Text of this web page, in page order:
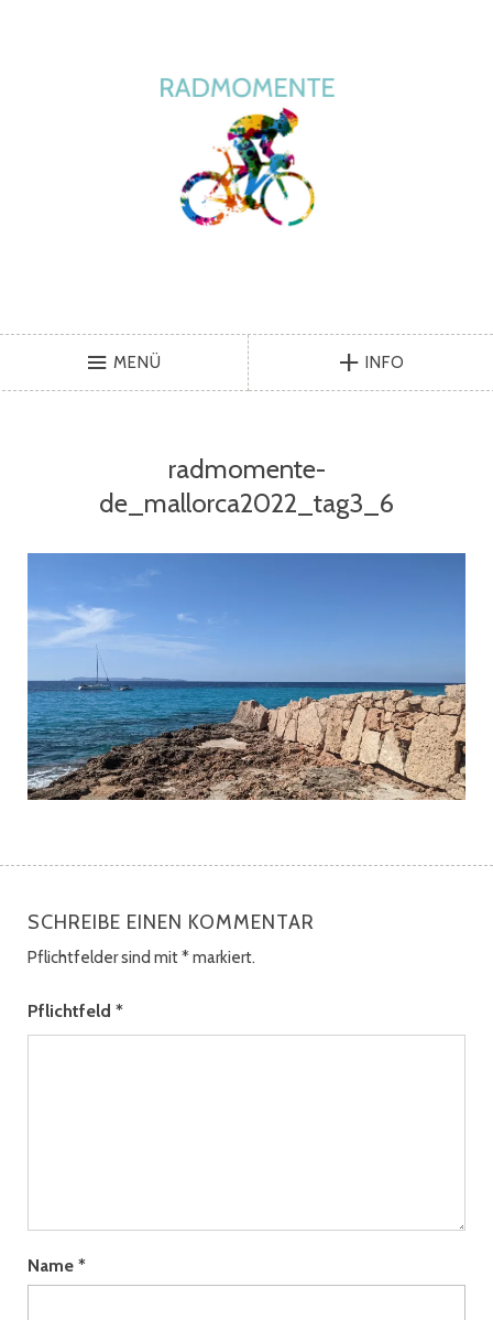
MENÜ INFO
radmomente-
de_mallorca2022_tag3_6
SCHREIBE EINEN KOMMENTAR
Pflichtfelder sind mit*markiert.
Pflichtfeld *
Name *